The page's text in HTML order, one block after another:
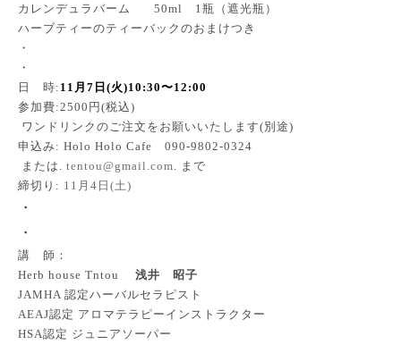
カレンデュラバーム 50ml 1瓶（遮光瓶）
ハーブティーのティーバックのおまけつき
・
・
日 時: 11月7日(火)10:30〜12:00
参加費:2500円(税込)
ワンドリンクのご注文をお願いいたします(別途)
申込み: Holo Holo Cafe 090-9802-0324
または. tentou@gmail.com. まで
締切り: 11月4日(土)
・
・
講 師：
Herb house Tntou 浅井 昭子
JAMHA 認定ハーバルセラピスト
AEAJ認定 アロマテラピーインストラクター
HSA認定 ジュニアソーパー